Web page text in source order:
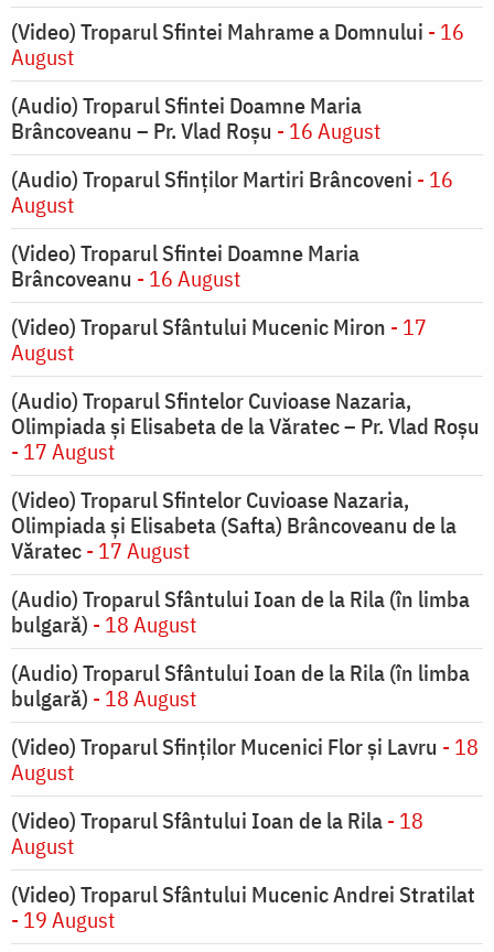
(Video) Troparul Sfintei Mahrame a Domnului - 16
August
(Audio) Troparul Sfintei Doamne Maria
Brâncoveanu – Pr. Vlad Roșu - 16 August
(Audio) Troparul Sfinților Martiri Brâncoveni - 16
August
(Video) Troparul Sfintei Doamne Maria
Brâncoveanu - 16 August
(Video) Troparul Sfântului Mucenic Miron - 17
August
(Audio) Troparul Sfintelor Cuvioase Nazaria,
Olimpiada și Elisabeta de la Văratec – Pr. Vlad Roșu
- 17 August
(Video) Troparul Sfintelor Cuvioase Nazaria,
Olimpiada și Elisabeta (Safta) Brâncoveanu de la
Văratec- 17 August
(Audio) Troparul Sfântului Ioan de la Rila (în limba
bulgară) - 18 August
(Audio) Troparul Sfântului Ioan de la Rila (în limba
bulgară) - 18 August
(Video) Troparul Sfinților Mucenici Flor și Lavru - 18
August
(Video) Troparul Sfântului Ioan de la Rila- 18
August
(Video) Troparul Sfântului Mucenic Andrei Stratilat
- 19 August